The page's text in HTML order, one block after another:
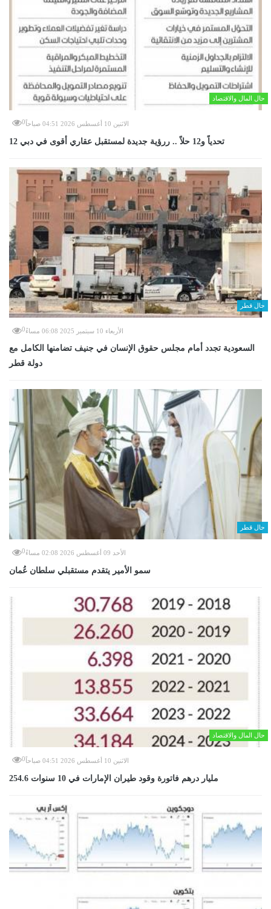
حال المال والاقتصاد
الاثنين 10 أغسطس 2026 04:51 صباحاً 0
12 تحدياً و12 حلاً .. ررؤية جديدة لمستقبل عقاري أقوى في دبي
حال قطر
الأربعاء 10 سبتمبر 2025 06:08 مساءً 0
السعودية تجدد أمام مجلس حقوق الإنسان في جنيف تضامنها الكامل مع
دولة قطر
حال قطر
الأحد 09 أغسطس 2026 02:08 مساءً 0
سمو الأمير يتقدم مستقبلي سلطان عُمان
حال المال والاقتصاد
الاثنين 10 أغسطس 2026 04:51 صباحاً 0
254.6 مليار درهم فاتورة وقود طيران الإمارات في 10 سنوات